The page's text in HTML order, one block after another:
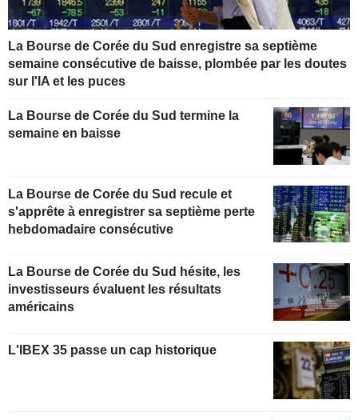
La Bourse de Corée du Sud enregistre sa septième
semaine consécutive de baisse, plombée par les doutes
sur l'IA et les puces
La Bourse de Corée du Sud termine la
semaine en baisse
La Bourse de Corée du Sud recule et
s'apprête à enregistrer sa septième perte
hebdomadaire consécutive
La Bourse de Corée du Sud hésite, les
investisseurs évaluent les résultats
américains
L'IBEX 35 passe un cap historique